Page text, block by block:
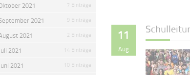
11
Aug
2021 7 Einträge
2021 9 Einträge
2021 2 Einträge
2021 14 Einträge
2021 10 Einträge